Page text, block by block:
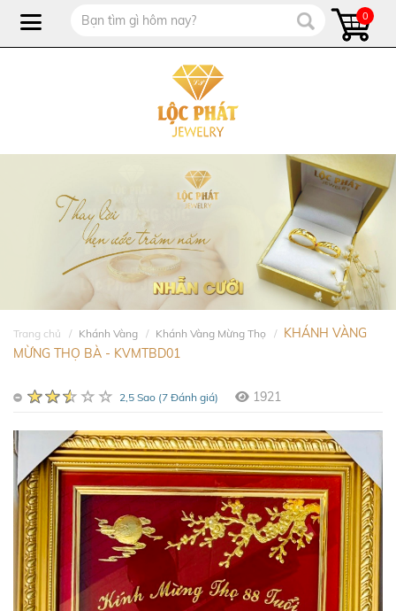
0
Trang chủ Khánh Vàng Khánh Vàng Mừng Thọ
KHÁNH VÀNG
MỪNG THỌ BÀ - KVMTBD01
2,5 Sao (7 Đánh giá) 1921